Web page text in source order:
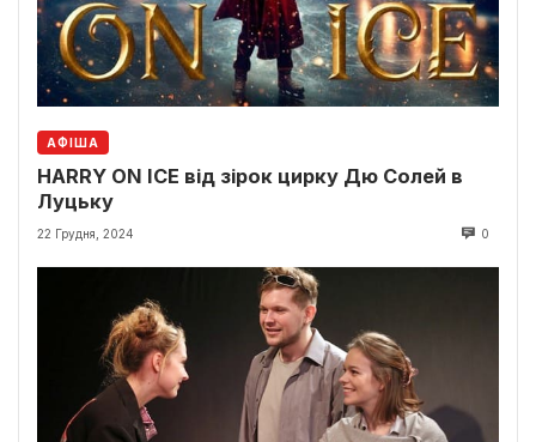
АФІША
HARRY ON ICE від зірок цирку Дю Солей в
Луцьку
22 Грудня, 2024 0